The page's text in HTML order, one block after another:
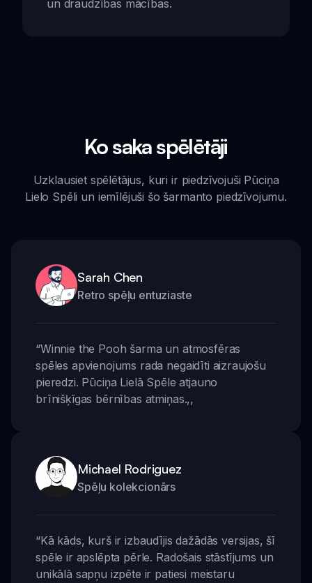
un draudzības mācības.
Ko saka spēlētāji
Uzklausiet spēlētājus, kuri ir piedzīvojuši Pūciņa
Lielo Spēli un iemīlējuši šo šarmanto piedzīvojumu.
Sarah Chen
Retro spēļu entuziaste
“Winnie the Pooh šarma un atmosfēras
spēles apvienojums rada negaidīti aizraujošu
pieredzi. Pūciņa Lielā Spēle atjauno
brīnišķīgas bērnības atmiņas.,,
Michael Rodriguez
Spēļu kolekcionārs
“Kā kāds, kurš ir izbaudījis dažādās versijas, šī
spēle ir apslēpta pērle. Radošais stāstījums un
unikālā sapņu izpēte ir patiesi meistaru